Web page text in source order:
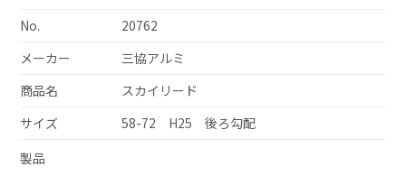
No.
20762
メーカー
三協アルミ
商品名
スカイリード
サイズ
58-72 H25 後ろ勾配
製品